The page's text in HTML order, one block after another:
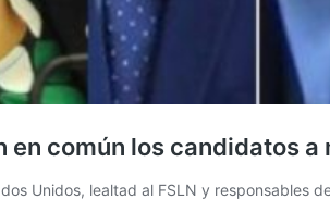
en común los candidatos
Unidos, lealtad al FSLN y responsables